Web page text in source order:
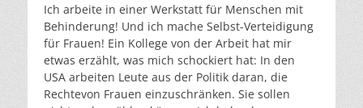
Ich arbeite in einer Werkstatt für Menschen mit
Behinderung! Und ich mache Selbst-Verteidigung
für Frauen! Ein Kollege von der Arbeit hat mir
etwas erzählt, was mich schockiert hat: In den
USA arbeiten Leute aus der Politik daran, die
Rechtevon Frauen einzuschränken. Sie sollen